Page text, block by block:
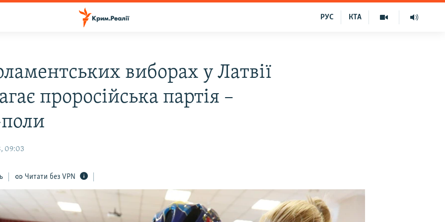
КТА
РУС
виборах у Латвії
проросійська партія –
09:03
Читати без VPN